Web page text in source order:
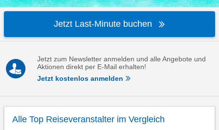
Jetzt Last-Minute buchen
Jetzt zum Newsletter anmelden und alle Angebote und
Aktionen direkt per E-Mail erhalten!
Jetzt kostenlos anmelden
Alle Top Reiseveranstalter im Vergleich